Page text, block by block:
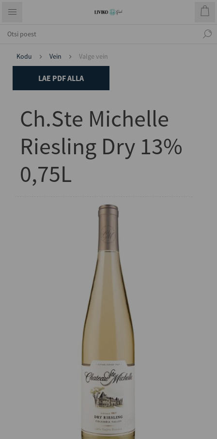
Kodu Vein Valge vein
LAE PDF ALLA
Ch.Ste Michelle
Riesling Dry 13%
0,75L